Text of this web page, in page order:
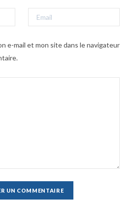
e-mail et mon site dans le navigateur